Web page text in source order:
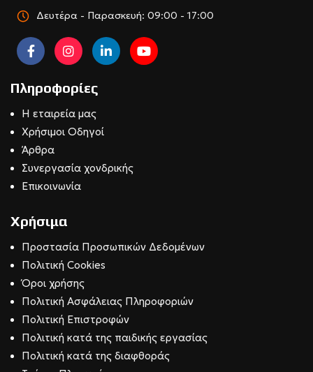
Δευτέρα - Παρασκευή: 09:00 - 17:00
Πληροφορίες
Η εταιρεία μας
Χρήσιμοι Οδηγοί
Άρθρα
Συνεργασία χονδρικής
Επικοινωνία
Χρήσιμα
Προστασία Προσωπικών Δεδομένων
Πολιτική Cookies
Όροι χρήσης
Πολιτική Ασφάλειας Πληροφοριών
Πολιτική Επιστροφών
Πολιτική κατά της παιδικής εργασίας
Πολιτική κατά της διαφθοράς